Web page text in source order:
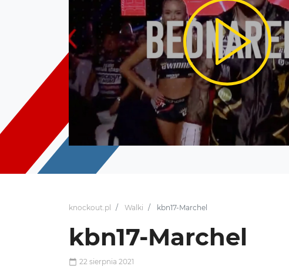
knockout.pl Walki kbn17-Marchel
kbn17-Marchel
22 sierpnia 2021